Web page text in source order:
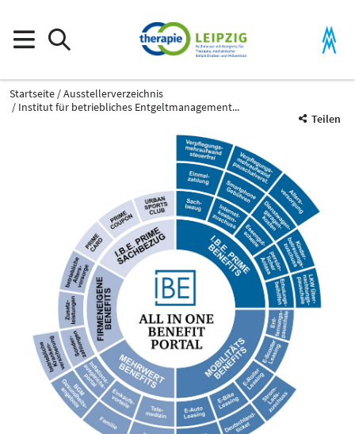
Startseite
Ausstellerverzeichnis
Institut für betriebliches Entgeltmanagement...
Teilen